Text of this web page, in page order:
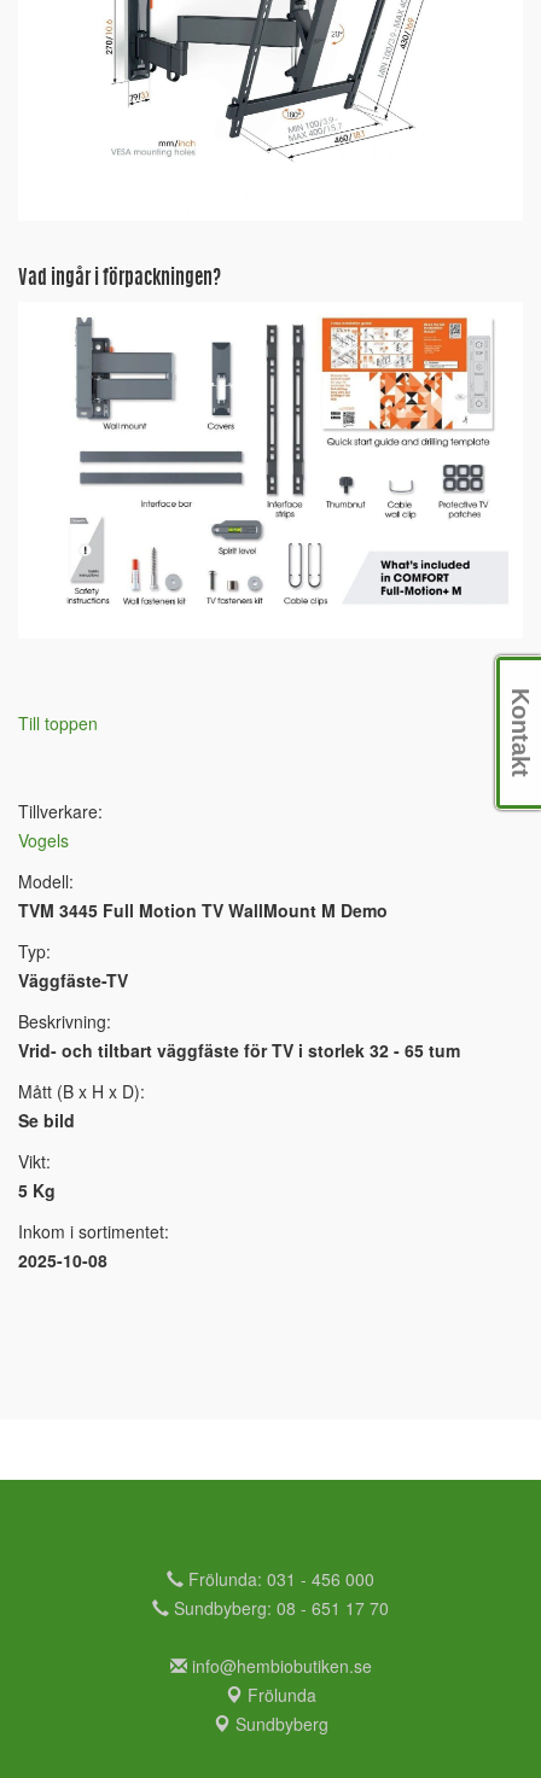
Vad ingår i förpackningen?
Till toppen
Tillverkare:
Vogels
Modell:
TVM 3445 Full Motion TV WallMount M Demo
Typ:
Väggfäste-TV
Beskrivning:
Vrid- och tiltbart väggfäste för TV i storlek 32 - 65 tum
Mått (B x H x D):
Se bild
Vikt:
5 Kg
Inkom i sortimentet:
2025-10-08
Frölunda: 031 - 456 000
Sundbyberg: 08 - 651 17 70
info@hembiobutiken.se
Frölunda
Sundbyberg
Kontakt